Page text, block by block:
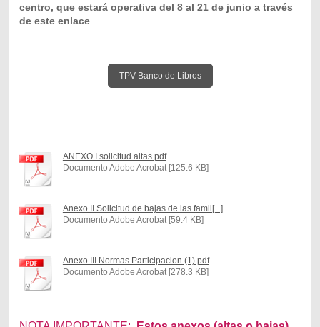
centro, que estará operativa del 8 al 21 de junio a través
de este enlace
TPV Banco de Libros
ANEXO I solicitud altas.pdf
Documento Adobe Acrobat [125.6 KB]
Anexo II Solicitud de bajas de las famil[...]
Documento Adobe Acrobat [59.4 KB]
Anexo III Normas Participacion (1).pdf
Documento Adobe Acrobat [278.3 KB]